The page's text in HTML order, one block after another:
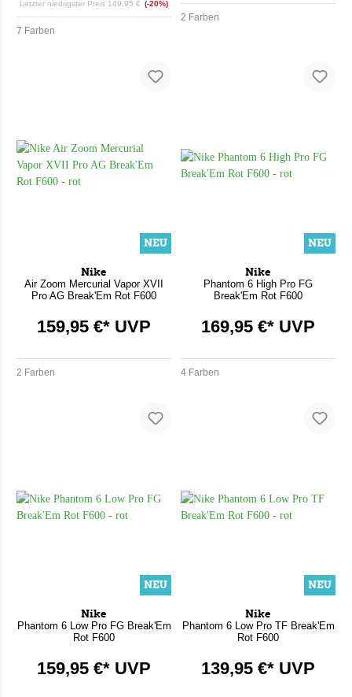
Letzter niedrigster Preis 149,95 € (-20%)
7 Farben
2 Farben
NEU
Nike
Air Zoom Mercurial Vapor XVII
Pro AG Break'Em Rot F600
159,95 €* UVP
2 Farben
NEU
Nike
Phantom 6 High Pro FG
Break'Em Rot F600
169,95 €* UVP
4 Farben
NEU
Nike
Phantom 6 Low Pro FG Break'Em
Rot F600
159,95 €* UVP
NEU
Nike
Phantom 6 Low Pro TF Break'Em
Rot F600
139,95 €* UVP